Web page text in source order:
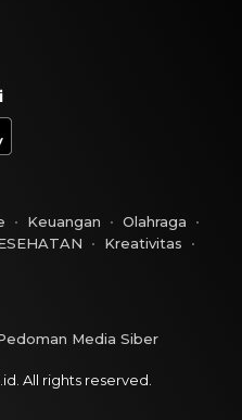
Keuangan
Olahraga
Kreativitas
Media Siber
All rights reserved.